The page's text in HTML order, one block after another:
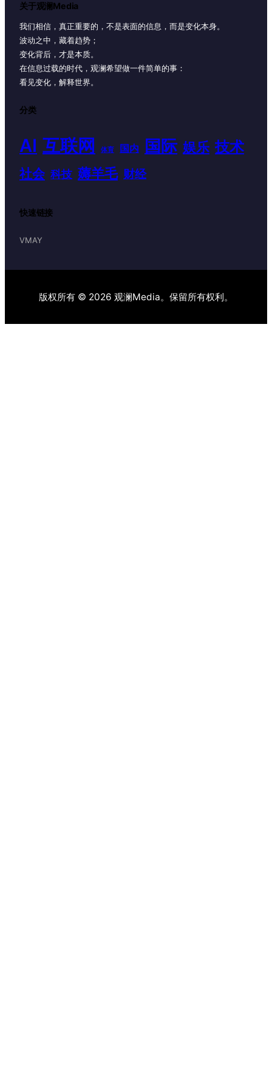
关于观澜Media
我们相信，真正重要的，不是表面的信息，而是变化本身。
波动之中，藏着趋势；
变化背后，才是本质。
在信息过载的时代，观澜希望做一件简单的事：
看见变化，解释世界。
分类
AI 互联网 体育 国内 国际 娱乐 技术
社会 科技 薅羊毛 财经
快速链接
VMAY
版权所有 © 2026 观澜Media。保留所有权利。